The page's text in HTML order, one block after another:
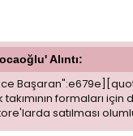
Alıntı:
takımının formaları
satılması